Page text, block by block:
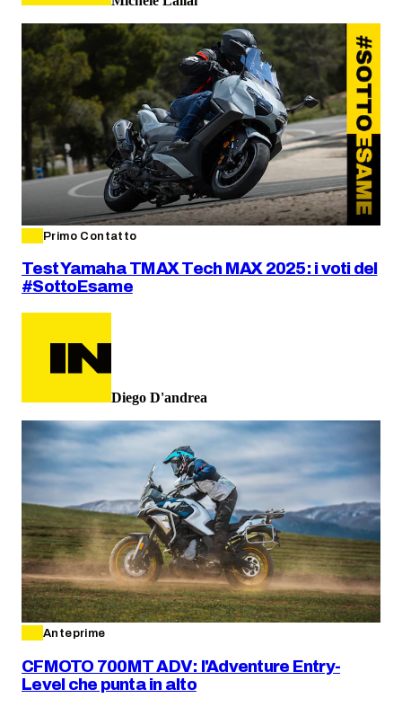
Primo Contatto
Test Yamaha TMAX Tech MAX 2025: i voti del
#SottoEsame
Diego D'andrea
Anteprime
CFMOTO 700MT ADV: l'Adventure Entry-
Level che punta in alto